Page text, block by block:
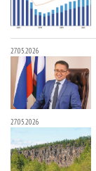
27.05.2026
27.05.2026